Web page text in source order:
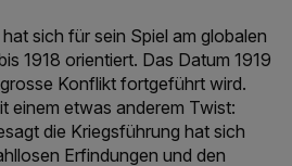
sich für sein Spiel am globalen
1918 orientiert. Das Datum 1919
Konflikt fortgeführt wird.
einem etwas anderem Twist:
die Kriegsführung hat sich
Erfindungen und den